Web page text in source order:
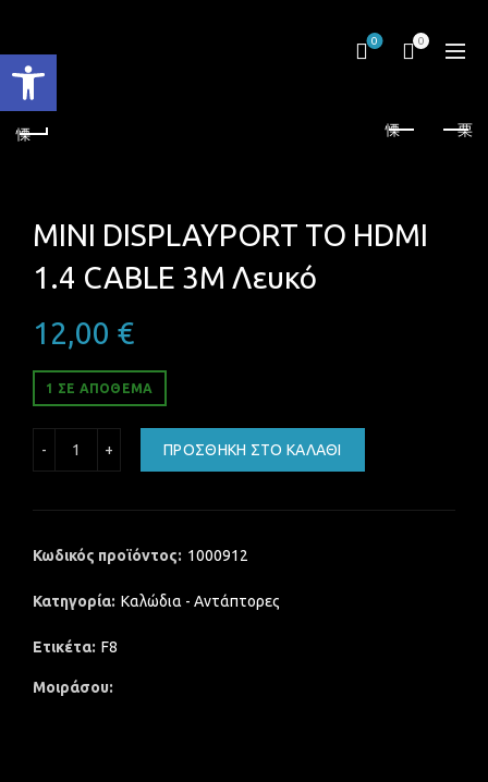
Ανοίξτε τη γραμμή εργαλείων
0 0
MINI DISPLAYPORT TO HDMI
1.4 CABLE 3M Λευκό
12,00 €
1 ΣΕ ΑΠΌΘΕΜΑ
ΠΡΟΣΘΉΚΗ ΣΤΟ ΚΑΛΆΘΙ
Κωδικός προϊόντος: 1000912
Κατηγορία: Καλώδια - Αντάπτορες
Ετικέτα: F8
Μοιράσου